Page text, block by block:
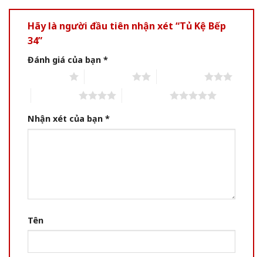
Hãy là người đầu tiên nhận xét “Tủ Kệ Bếp
34”
Đánh giá của bạn *
Nhận xét của bạn *
Tên